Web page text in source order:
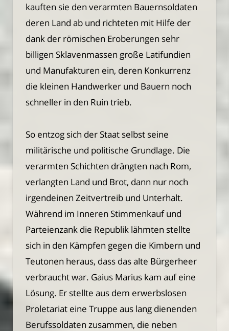
kauften sie den verarmten Bauernsoldaten
deren Land ab und richteten mit Hilfe der
dank der römischen Eroberungen sehr
billigen Sklavenmassen große Latifundien
und Manufakturen ein, deren Konkurrenz
die kleinen Handwerker und Bauern noch
schneller in den Ruin trieb.
So entzog sich der Staat selbst seine
militärische und politische Grundlage. Die
verarmten Schichten drängten nach Rom,
verlangten Land und Brot, dann nur noch
irgendeinen Zeitvertreib und Unterhalt.
Während im Inneren Stimmenkauf und
Parteienzank die Republik lähmten stellte
sich in den Kämpfen gegen die Kimbern und
Teutonen heraus, dass das alte Bürgerheer
verbraucht war. Gaius Marius kam auf eine
Lösung. Er stellte aus dem erwerbslosen
Proletariat eine Truppe aus lang dienenden
Berufssoldaten zusammen, die neben